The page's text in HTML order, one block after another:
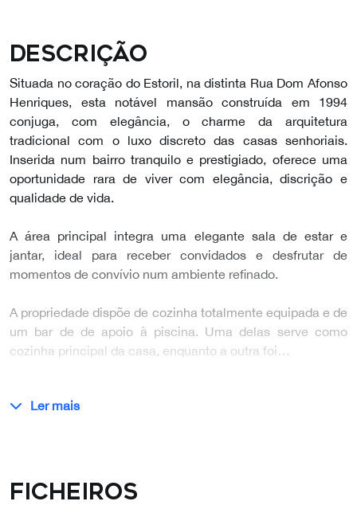
Descrição
Situada no coração do Estoril, na distinta Rua Dom Afonso
Henriques, esta notável mansão construída em 1994
conjuga, com elegância, o charme da arquitetura
tradicional com o luxo discreto das casas senhoriais.
Inserida num bairro tranquilo e prestigiado, oferece uma
oportunidade rara de viver com elegância, discrição e
qualidade de vida.
A área principal integra uma elegante sala de estar e
jantar, ideal para receber convidados e desfrutar de
momentos de convívio num ambiente refinado.
A propriedade dispõe de cozinha totalmente equipada e de
um bar de de apoio à piscina. Uma delas serve como
cozinha principal da casa, enquanto a outra foi…
Ler mais
Ficheiros